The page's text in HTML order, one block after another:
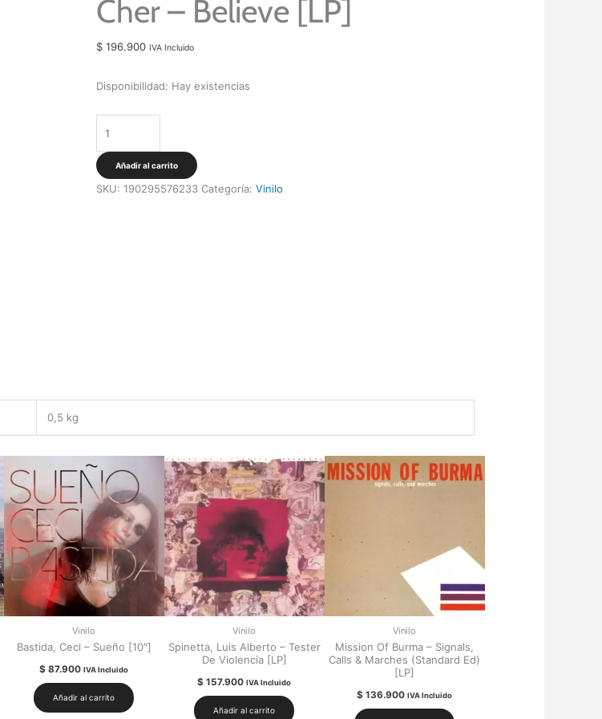
Cher – Believe [LP]
$ 196.900 IVA Incluido
Disponibilidad: Hay existencias
Believe
[LP]
Añadir al carrito
SKU:190295576233 Categoría:Vinilo
0,5 kg
Vinilo
Bastida, Ceci – Sueño [10″]
$ 87.900 IVA Incluido
Añadir al carrito
Vinilo
Spinetta, Luis Alberto – Tester
De Violencia [LP]
$ 157.900 IVA Incluido
Añadir al carrito
Vinilo
Mission Of Burma – Signals,
Calls & Marches (Standard Ed)
[LP]
$ 136.900 IVA Incluido